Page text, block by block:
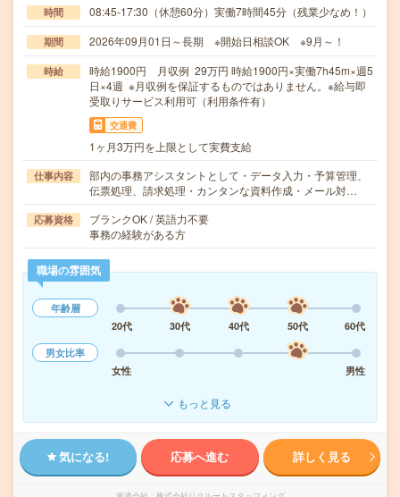
時間 08:45-17:30（休憩60分）実働7時間45分（残業少なめ！）
期間 2026年09月01日～長期 ※開始日相談OK ※9月～！
時給
時給1900円 月収例 29万円 時給1900円×実働7h45m×週5
日×4週 ※月収例を保証するものではありません。※給与即
受取りサービス利用可（利用条件有）
交通費
1ヶ月3万円を上限として実費支給
仕事内容
部内の事務アシスタントとして・データ入力・予算管理、
伝票処理、請求処理・カンタンな資料作成・メール対…
応募資格
ブランクOK / 英語力不要
事務の経験がある方
職場の雰囲気
年齢層
20代
30代 40代 50代
60代
男女比率
女性
男性
もっと見る
気になる! 応募へ進む 詳しく見る